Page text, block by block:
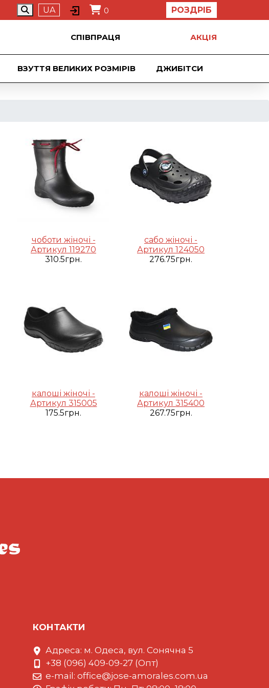
UA 0 РОЗДРІБ
СПІВПРАЦЯ АКЦIЯ
ВЗУТТЯ ВЕЛИКИХ РОЗМІРІВ ДЖИБIТСИ
чоботи жіночі -
Артикул 119270
310.5грн.
сабо жіночі -
Артикул 124050
276.75грн.
калоші жіночі -
Артикул 315005
175.5грн.
калоші жіночі -
Артикул 315400
267.75грн.
КОНТАКТИ
Адреса: м. Одеса, вул. Сонячна 5
+38 (096) 409-09-27 (Опт)
e-mail: office@jose-amorales.com.ua